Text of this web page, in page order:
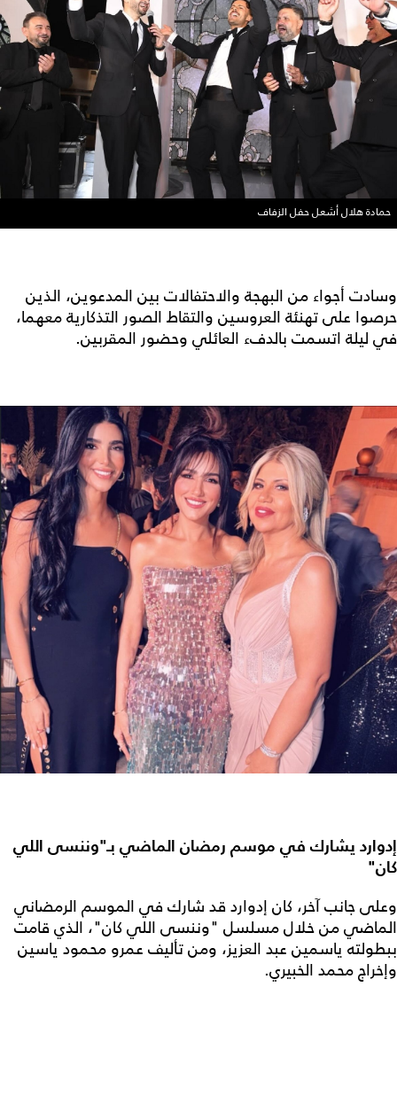
حمادة هلال أشعل حفل الزفاف
وسادت أجواء من البهجة والاحتفالات بين المدعوين، الذين
حرصوا على تهنئة العروسين والتقاط الصور التذكارية معهما،
في ليلة اتسمت بالدفء العائلي وحضور المقربين.
إدوارد يشارك في موسم رمضان الماضي بـ"وننسى اللي
كان"
وعلى جانب آخر، كان إدوارد قد شارك في الموسم الرمضاني
الماضي من خلال مسلسل "وننسى اللي كان"، الذي قامت
ببطولته ياسمين عبد العزيز، ومن تأليف عمرو محمود ياسين
وإخراج محمد الخبيري.